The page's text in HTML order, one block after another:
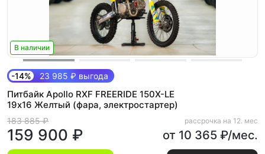
В наличии
-14% 23 985 ₽ выгода
Питбайк Apollo RXF FREERIDE 150X-LE
19х16 Желтый (фара, электростартер)
183 885 ₽
159 900 ₽
рассрочка на 12. мес
от 10 365 ₽/мес.